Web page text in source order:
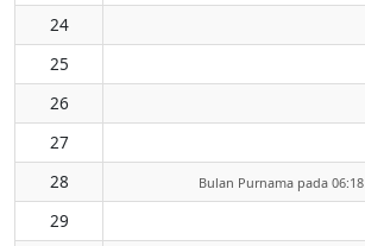
24
25
26
27
28
Bulan Purnama pada 06:18
29